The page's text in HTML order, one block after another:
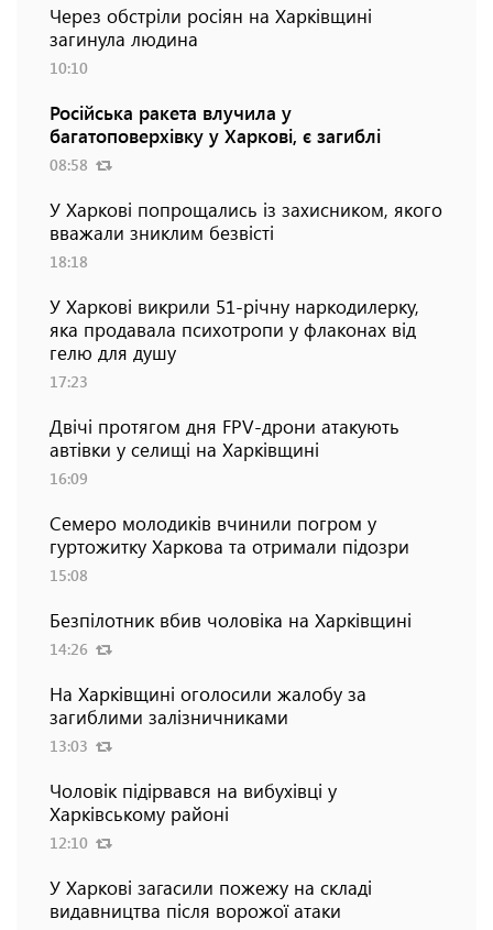
Через обстріли росіян на Харківщині
загинула людина
10:10
Російська ракета влучила у
багатоповерхівку у Харкові, є загиблі
08:58
У Харкові попрощались із захисником, якого
вважали зниклим безвісті
18:18
У Харкові викрили 51-річну наркодилерку,
яка продавала психотропи у флаконах від
гелю для душу
17:23
Двічі протягом дня FPV-дрони атакують
автівки у селищі на Харківщині
16:09
Семеро молодиків вчинили погром у
гуртожитку Харкова та отримали підозри
15:08
Безпілотник вбив чоловіка на Харківщині
14:26
На Харківщині оголосили жалобу за
загиблими залізничниками
13:03
Чоловік підірвався на вибухівці у
Харківському районі
12:10
У Харкові загасили пожежу на складі
видавництва після ворожої атаки